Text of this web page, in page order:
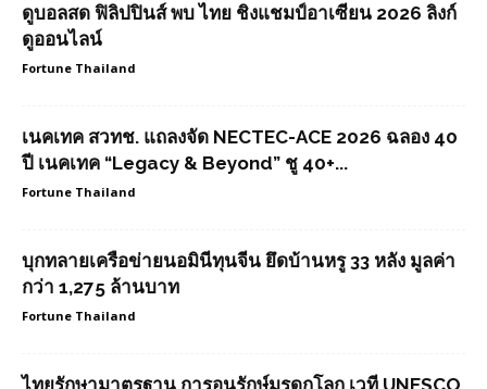
ดูบอลสด ฟิลิปปินส์ พบ ไทย ชิงแชมป์อาเซียน 2026 ลิงก์
ดูออนไลน์
Fortune Thailand
เนคเทค สวทช. แถลงจัด NECTEC-ACE 2026 ฉลอง 40
ปี เนคเทค “Legacy & Beyond” ชู 40+...
Fortune Thailand
บุกทลายเครือข่ายนอมินีทุนจีน ยึดบ้านหรู 33 หลัง มูลค่า
กว่า 1,275 ล้านบาท
Fortune Thailand
ไทยรักษามาตรฐาน การอนุรักษ์มรดกโลก เวที UNESCO